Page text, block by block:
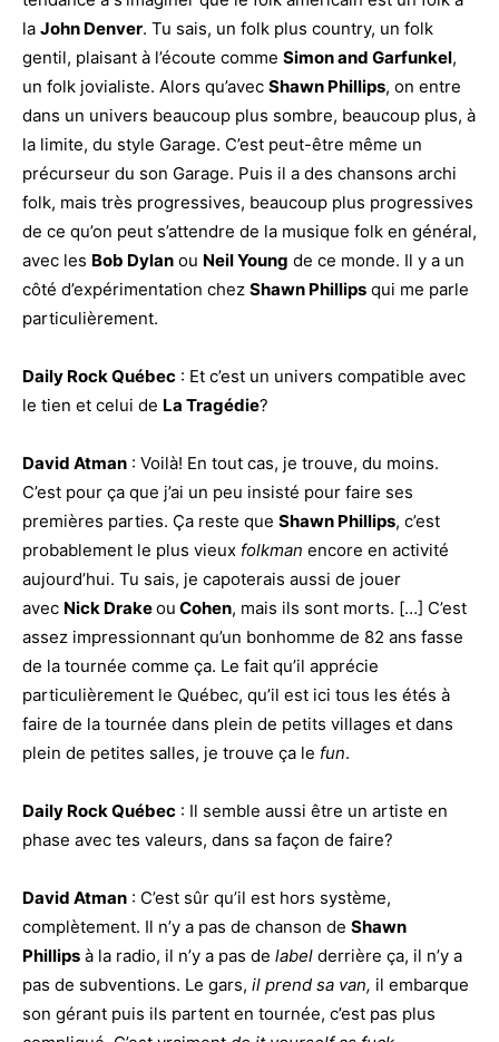
la John Denver. Tu sais, un folk plus country, un folk
gentil, plaisant à l’écoute comme Simon and Garfunkel,
un folk jovialiste. Alors qu’avec Shawn Phillips, on entre
dans un univers beaucoup plus sombre, beaucoup plus, à
la limite, du style Garage. C’est peut-être même un
précurseur du son Garage. Puis il a des chansons archi
folk, mais très progressives, beaucoup plus progressives
de ce qu’on peut s’attendre de la musique folk en général,
avec les Bob Dylan ou Neil Young de ce monde. Il y a un
côté d’expérimentation chez Shawn Phillips qui me parle
particulièrement.
Daily Rock Québec : Et c’est un univers compatible avec
le tien et celui de La Tragédie?
David Atman : Voilà! En tout cas, je trouve, du moins.
C’est pour ça que j’ai un peu insisté pour faire ses
premières parties. Ça reste que Shawn Phillips, c’est
probablement le plus vieux folkman encore en activité
aujourd’hui. Tu sais, je capoterais aussi de jouer
avec Nick Drakeou Cohen, mais ils sont morts. […] C’est
assez impressionnant qu’un bonhomme de 82 ans fasse
de la tournée comme ça. Le fait qu’il apprécie
particulièrement le Québec, qu’il est ici tous les étés à
faire de la tournée dans plein de petits villages et dans
plein de petites salles, je trouve ça le fun.
Daily Rock Québec : Il semble aussi être un artiste en
phase avec tes valeurs, dans sa façon de faire?
David Atman : C’est sûr qu’il est hors système,
complètement. Il n’y a pas de chanson de Shawn
Phillips à la radio, il n’y a pas de label derrière ça, il n’y a
pas de subventions. Le gars, il prend sa van, il embarque
son gérant puis ils partent en tournée, c’est pas plus